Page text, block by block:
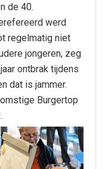
de 40.
werd
regelmatig niet
jongeren, zeg
ontbrak tijdens
dat is jammer.
Burgertop